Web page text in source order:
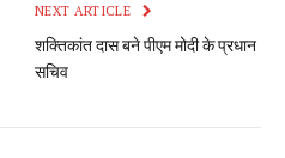
NEXT ARTICLE
शक्तिकांत दास बने पीएम मोदी के प्रधान
सचिव